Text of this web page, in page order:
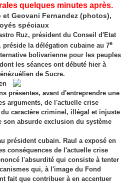
quelques minutes après.
Geovani Fernandez (photos),
spéciaux
Ruz, président du Conseil d'Etat
la délégation cubaine au 7e
bolivarienne pour les peuples
les séances ont débuté hier à
de Sucre.
présentes, avant d'entreprendre une
arguments, de l'actuelle crise
caractère criminel, illégal et injuste
son absurde exclusion du système
président cubain. Raul a exposé en
conséquences de l'actuelle crise
l'absurdité qui consiste à tenter
qui, à l'image du Fond
fait que contribuer à en accentuer